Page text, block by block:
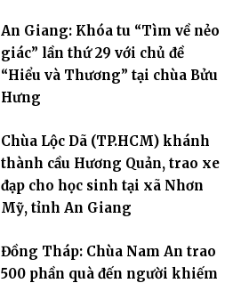
An Giang: Khóa tu “Tìm về nẻo
giác” lần thứ 29 với chủ đề
“Hiểu và Thương” tại chùa Bửu
Hưng
Chùa Lộc Dã (TP.HCM) khánh
thành cầu Hương Quản, trao xe
đạp cho học sinh tại xã Nhơn
Mỹ, tỉnh An Giang
Đồng Tháp: Chùa Nam An trao
500 phần quà đến người khiếm